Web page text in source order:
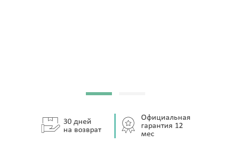
30 дней
на возврат
Официальная
гарантия 12
мес